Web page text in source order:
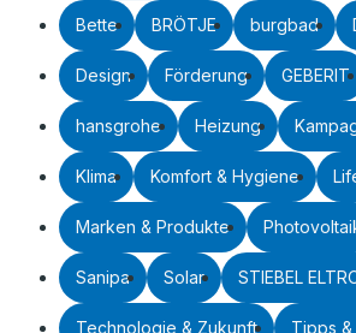
Bette BRÖTJE burgbad
Design Förderung GEBERIT
hansgrohe Heizung
Klima Komfort & Hygiene
Marken & Produkte
Sanipa Solar STIEBEL
Technologie & Zukunft Tipps